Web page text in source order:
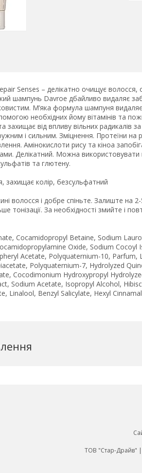
Senses – делікатно очищує
шампунь Davroe дбайливо видаляє
М’яка формула шампуня видаляє
необхідних йому вітамінів та
захищає від впливу вільних радикалів
і сильним. Зміцнення. Протеїни
Амінокислоти рису та кіноа
Делікатний. Можна
та глютену.
захищає колір, безсульфатний
волосся і добре спіньте. Залиште на
тонізації. За необхідності змийте і
Cocamidopropyl Betaine, Sodium
Oxide, Sodium
Acetate, Polyquaternium-10, Parfum,
Polyquaternium-7, Hydrolyzed
Cocodimonium Hydroxypropyl
Sodium Acetate, Isopropyl Alcohol,
Linalool, Benzyl Salicylate, Hexyl
ТОВ "Стар-Драйв" |